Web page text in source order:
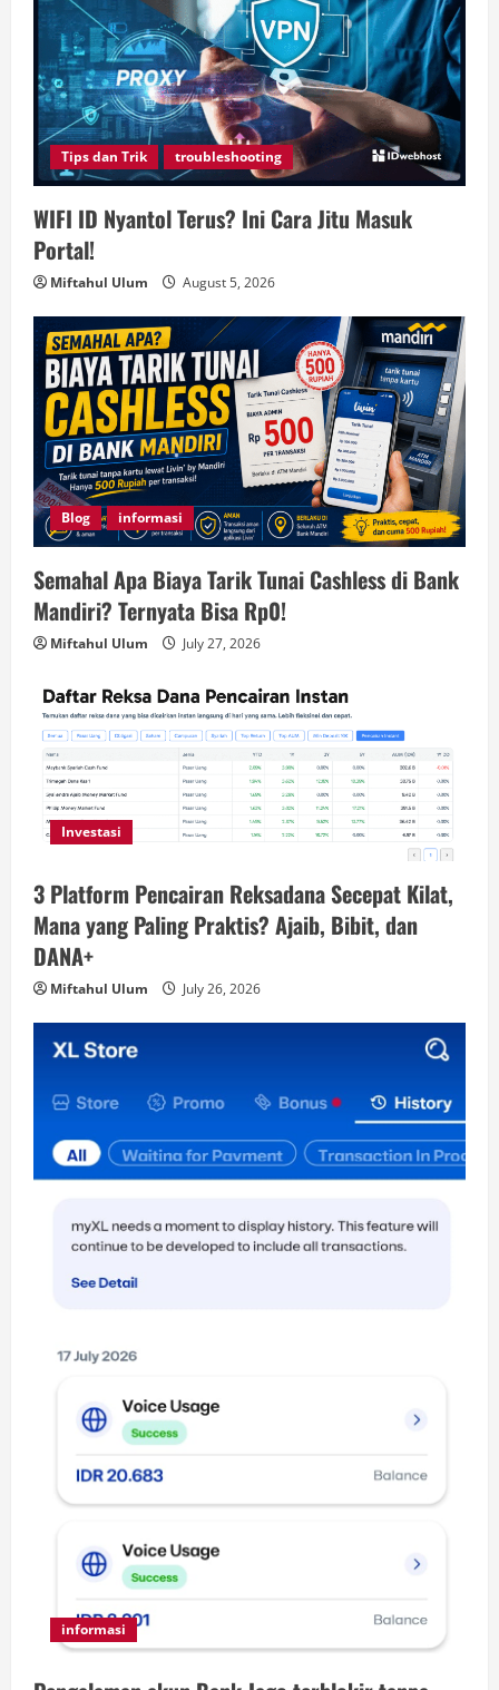
Tips dan Trik troubleshooting
WIFI ID Nyantol Terus? Ini Cara Jitu Masuk
Portal!
Miftahul Ulum August 5, 2026
Blog informasi
Semahal Apa Biaya Tarik Tunai Cashless di Bank
Mandiri? Ternyata Bisa Rp0!
Miftahul Ulum July 27, 2026
Investasi
3 Platform Pencairan Reksadana Secepat Kilat,
Mana yang Paling Praktis? Ajaib, Bibit, dan
DANA+
Miftahul Ulum July 26, 2026
informasi